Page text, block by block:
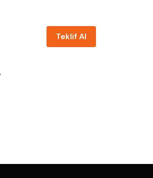
Teklif Al